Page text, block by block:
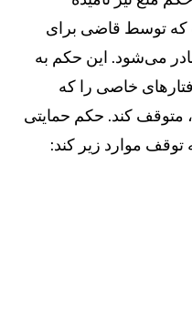
قاضی برای
این حکم به
خاصی را که
کند. حکم حمایتی
موارد زیر کند: